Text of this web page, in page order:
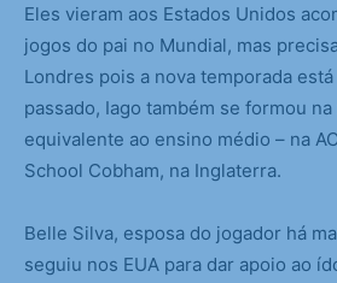
Eles vieram aos Estados Unidos
jogos do pai no Mundial, mas
Londres pois a nova temporada
passado, Iago também se formou
equivalente ao ensino médio – na
School Cobham, na Inglaterra.
Belle Silva, esposa do jogador há
seguiu nos EUA para dar apoio ao